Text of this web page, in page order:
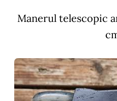
Manerul telescopic